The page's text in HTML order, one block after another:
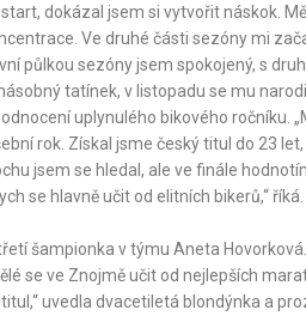
dokázal jsem si vytvořit náskok.
Ve druhé části sezóny mi
půlkou sezóny jsem spokojený, s
tatínek, v listopadu se mu
uplynulého bikového ročníku.
rok. Získal jsme český titul do 23
jsem se hledal, ale ve finále
se hlavně učit od elitních bikerů,“ říká.
šampionka v týmu Aneta
se ve Znojmě učit od nejlepších
uvedla dvacetiletá blondýnka a